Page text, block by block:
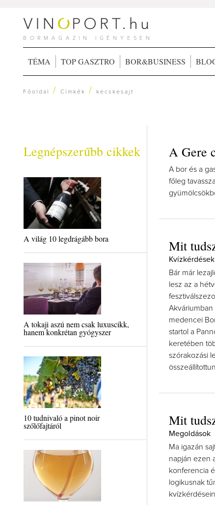
BORMAGAZIN IGÉNYESEN
TÉMA TOP GASZTRO BOR&BUSINESS
Főoldal /Címkék / kecskesajt
Legnépszerűbb cikkek
A világ 10 legdrágább bora
A tokaji aszú nem csak luxuscikk,
hanem konkrétan gyógyszer
10 tudnivaló a pinot noir
szőlőfajtáról
A Gere
A bor és a
főleg
Mit
Kvízkérdések
Bár már
lesz az a
Akváriumban
medencei
startol a
keretében
szórakozási
Mit
Megoldások
Ma igazán
napján ezen
konferencia
logikusnak